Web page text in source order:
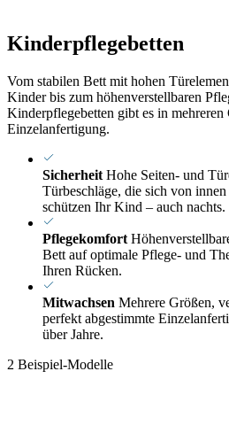
Kinderpflegebetten
Vom stabilen Bett mit hohen
Kinder bis zum höhenverstellbaren
Kinderpflegebetten gibt es in
Einzelanfertigung.
Sicherheit Hohe Seiten- und
Türbeschläge, die sich von
schützen Ihr Kind – auch nachts.
Pflegekomfort
Bett auf optimale Pflege- und
Ihren Rücken.
Mitwachsen Mehrere Größen,
perfekt abgestimmte
über Jahre.
2 Beispiel-Modelle